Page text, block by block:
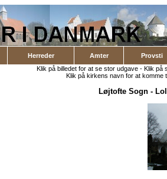
Herreder Amter
Provsti
Klik på billedet for at se stor udgave - Klik på
Klik på kirkens navn for at komme
Løjtofte Sogn-